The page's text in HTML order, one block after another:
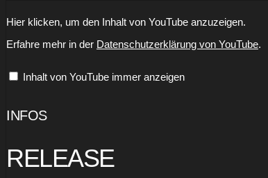
„OF
MICE
MEN
Water
von
YouTube
Hier klicken, um den Inhalt von YouTube anzuzeigen.
Erfahre mehr in der Datenschutzerklärung von YouTube.
Inhalt von YouTube immer anzeigen
INFOS
RELEASE